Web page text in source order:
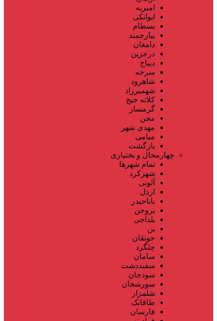
امیریه
ایوانکی
بسطام
بیارجمند
دامغان
درجزین
دیباج
سرخه
شاهرود
شهمیرزاد
کلاته خیج
گرمسار
مجن
مهدی شهر
میامی
بازگشت
چهارمحال و بختیاری
تمام شهر‌ها
شهرکرد
آلونی
اردل
باباحیدر
بروجن
بلداجی
بن
جونقان
چلگرد
سامان
سفیددشت
سودجان
سورشجان
شلمزار
طاقانک
فارسان